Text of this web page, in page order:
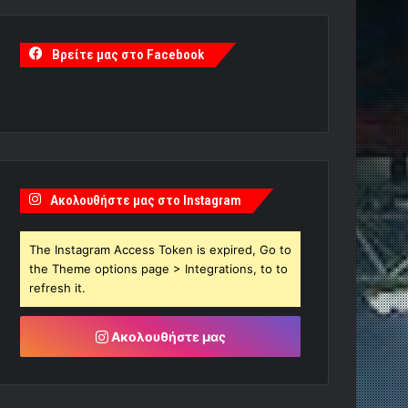
Βρείτε μας στο Facebook
Ακολουθήστε μας στο Instagram
The Instagram Access Token is expired, Go to
the Theme options page > Integrations, to to
refresh it.
Ακολουθήστε μας